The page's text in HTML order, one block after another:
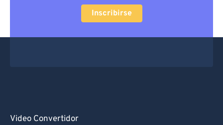
Inscribirse
Video Convertidor